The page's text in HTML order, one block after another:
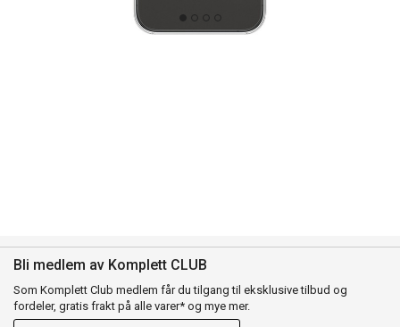
Bli medlem av Komplett CLUB
Som Komplett Club medlem får du tilgang til eksklusive tilbud og
fordeler, gratis frakt på alle varer* og mye mer.